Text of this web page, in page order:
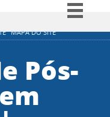
MAPA DO SITE
Simplifique!
Participe
Legislação
Pós-